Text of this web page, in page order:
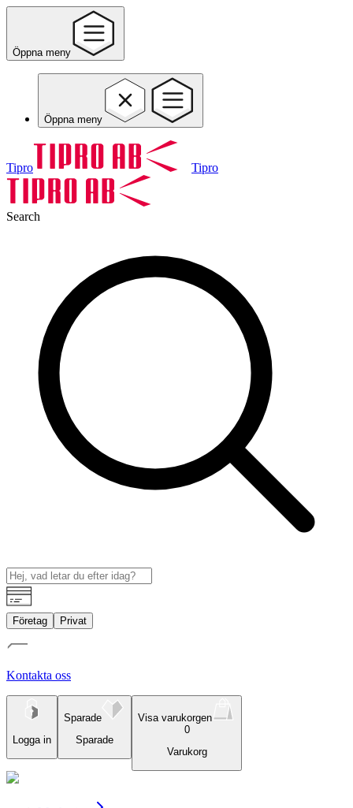
Öppna meny
Öppna meny
Tipro Tipro
Search
Företag Privat
Kontakta oss
Logga in
Sparade
Sparade
Visa varukorgen
0
Varukorg